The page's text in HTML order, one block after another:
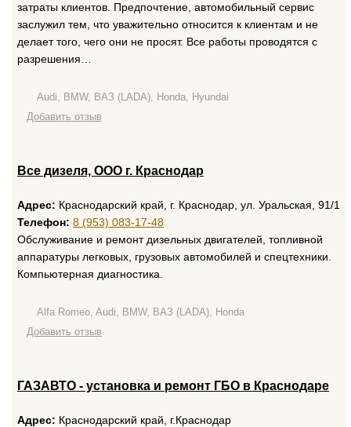
затраты клиентов. Предпочтение, автомобильный сервис
заслужил тем, что уважительно относится к клиентам и не
делает того, чего они не просят. Все работы проводятся с
разрешения…
Audi, BMW, ВАЗ (LADA), Honda, Hyundai
Добавить отзыв
Все дизеля, ООО г. Краснодар
Адрес: Краснодарский край, г. Краснодар, ул. Уральская, 91/1
Телефон: 8 (953) 083-17-48
Обслуживание и ремонт дизельных двигателей, топливной
аппаратуры легковых, грузовых автомобилей и спецтехники.
Компьютерная диагностика.
Alfa Romeo, Audi, BMW, ВАЗ (LADA), Honda
Добавить отзыв
ГАЗАВТО - установка и ремонт ГБО в Краснодаре
Адрес: Краснодарский край, г.Краснодар